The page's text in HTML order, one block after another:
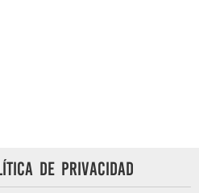
de privacidad